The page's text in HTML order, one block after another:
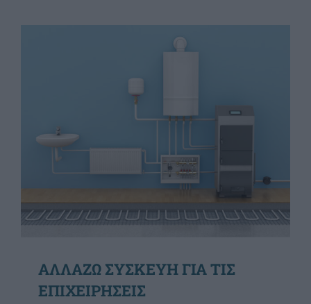
ΑΛΛΑΖΩ ΣΥΣΚΕΥΗ ΓΙΑ ΤΙΣ
ΕΠΙΧΕΙΡΗΣΕΙΣ